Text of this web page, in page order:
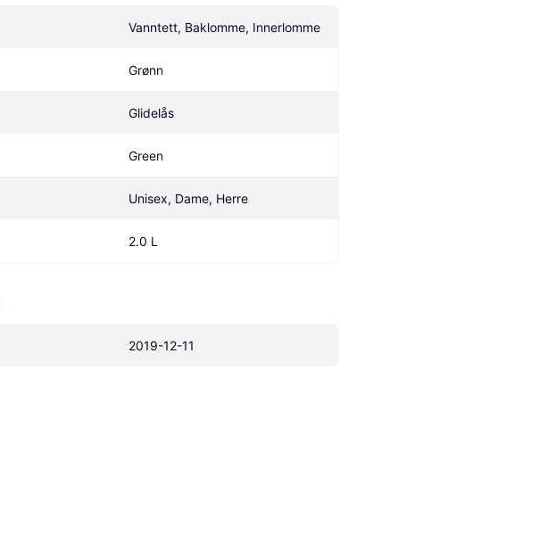
Vanntett, Baklomme, Innerlomme
Grønn
Glidelås
Green
Unisex, Dame, Herre
2.0 L
2019-12-11